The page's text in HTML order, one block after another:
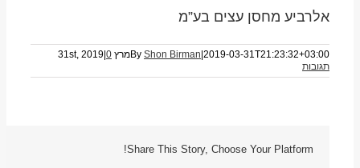
אלרביע מחסן עצים בע”מ
By Shon Birman 2019-03-31T21:23:32+03:00 מרץ 31st, 2019 0
תגובות
Share This Story, Choose Your Platform!